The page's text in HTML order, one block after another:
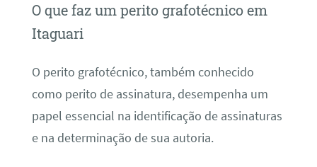
O que faz um perito grafotécnico em
Itaguari
O perito grafotécnico, também conhecido
como perito de assinatura, desempenha um
papel essencial na identificação de assinaturas
e na determinação de sua autoria.